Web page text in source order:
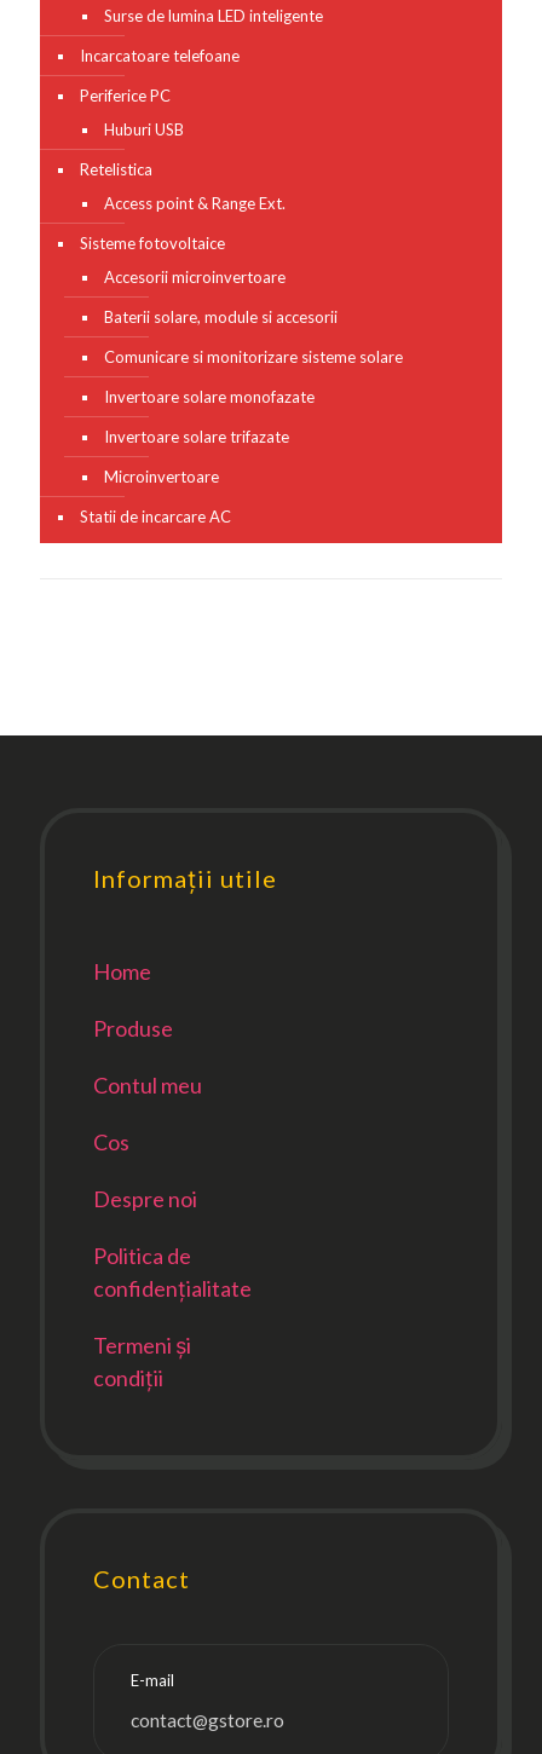
Surse de lumina LED inteligente
Incarcatoare telefoane
Periferice PC
Huburi USB
Retelistica
Access point & Range Ext.
Sisteme fotovoltaice
Accesorii microinvertoare
Baterii solare, module si accesorii
Comunicare si monitorizare sisteme solare
Invertoare solare monofazate
Invertoare solare trifazate
Microinvertoare
Statii de incarcare AC
Informații utile
Home
Produse
Contul meu
Cos
Despre noi
Politica de
confidențialitate
Termeni și
condiții
Contact
E-mail
contact@gstore.ro